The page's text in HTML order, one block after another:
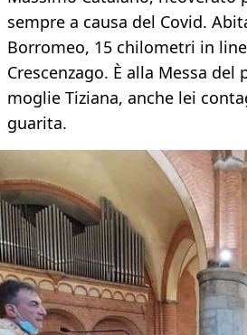
sempre a causa del Covid.
Borromeo, 15 chilometri in
Crescenzago. È alla Messa del
moglie Tiziana, anche lei
guarita.